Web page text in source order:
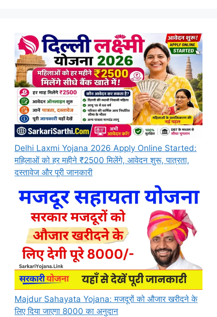
Delhi Laxmi Yojana 2026 Apply Online Started:
महिलाओं को हर महीने ₹2500 मिलेंगे, आवेदन शुरू, पात्रता,
दस्तावेज और पूरी जानकारी
Majdur Sahayata Yojana: मजदूरों को औजार खरीदने के
लिए दिया जाएगा 8000 का अनुदान